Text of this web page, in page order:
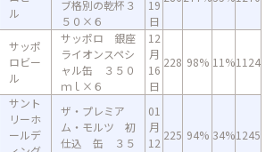
ル
ブ格別の乾杯３
５０×６
19
日
サッポ
ロビー
ル
サッポロ 銀座
ライオンスペシ
ャル缶 ３５０
ｍｌ×６
12
月
16
日
228 98% 11%1124
サント
リーホ
ールデ
ザ・プレミア
ム・モルツ 初
仕込 缶 ３５
01
月
12
225 94% 34%1245